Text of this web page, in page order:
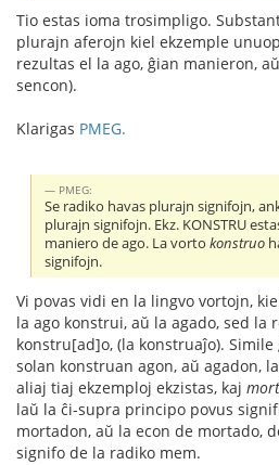
Tio estas ioma trosimpligo.
plurajn aferojn kiel ekzemple
rezultas el la ago, ĝian manieron,
sencon).
Klarigas PMEG.
PMEG:
Se radiko havas plurajn signifojn,
plurajn signifojn. Ekz. KONSTRU
maniero de ago. La vortokonstruo
signifojn.
Vi povas vidi en la lingvo vortojn,
la ago konstrui, aŭ la agado, sed la
konstru[ad]o, (la konstruaĵo).
solan konstruan agon, aŭ agadon,
aliaj tiaj ekzemploj ekzistas, kaj
laŭ la ĉi-supra principo povus
mortadon, aŭ la econ de mortado,
signifo de la radiko mem.